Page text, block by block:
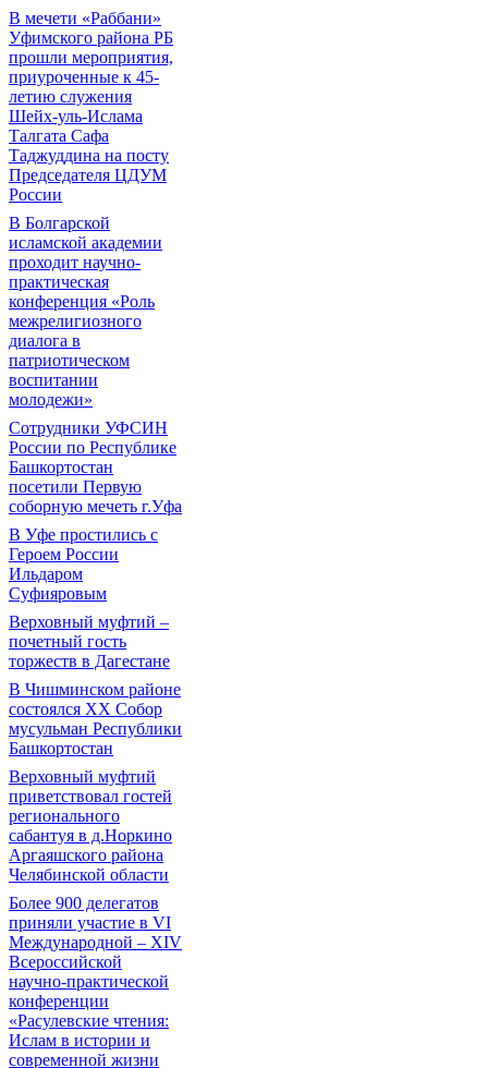
В мечети «Раббани»
Уфимского района РБ
прошли мероприятия,
приуроченные к 45-
летию служения
Шейх-уль-Ислама
Талгата Сафа
Таджуддина на посту
Председателя ЦДУМ
России
В Болгарской
исламской академии
проходит научно-
практическая
конференция «Роль
межрелигиозного
диалога в
патриотическом
воспитании
молодежи»
Сотрудники УФСИН
России по Республике
Башкортостан
посетили Первую
соборную мечеть г.Уфа
В Уфе простились с
Героем России
Ильдаром
Суфияровым
Верховный муфтий –
почетный гость
торжеств в Дагестане
В Чишминском районе
состоялся XX Собор
мусульман Республики
Башкортостан
Верховный муфтий
приветствовал гостей
регионального
сабантуя в д.Норкино
Аргаяшского района
Челябинской области
Более 900 делегатов
приняли участие в VI
Международной – ХIV
Всероссийской
научно-практической
конференции
«Расулевские чтения:
Ислам в истории и
современной жизни